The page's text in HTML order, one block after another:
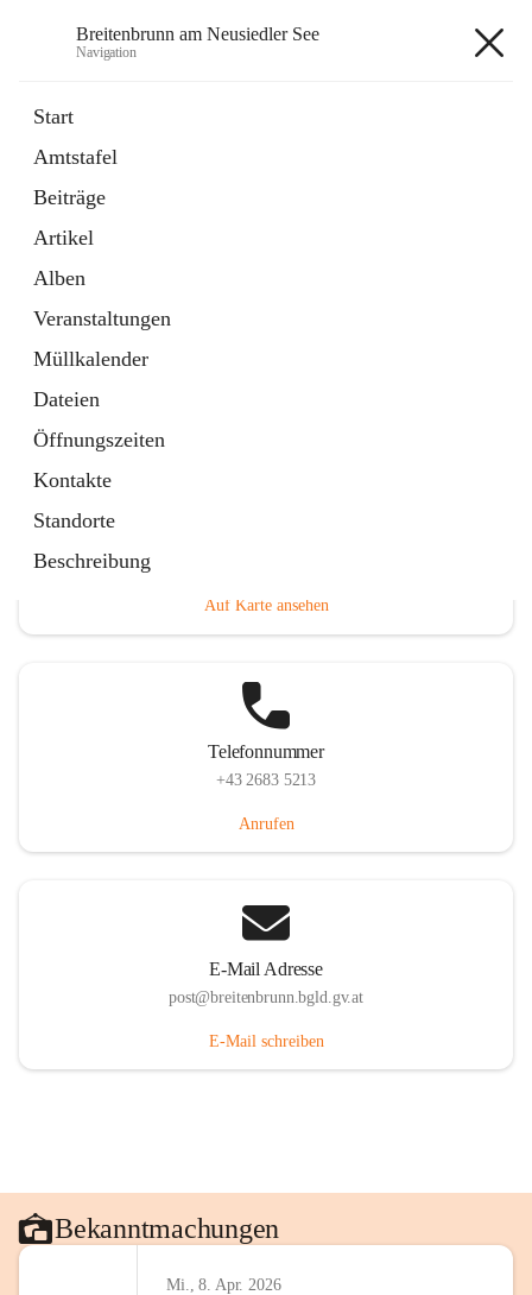
Breitenbrunn am Neusiedler See
Navigation
Start
Amtstafel
Beiträge
Artikel
Alben
Veranstaltungen
Müllkalender
Dateien
Öffnungszeiten
Kontakte
Standorte
Beschreibung
18 Schnellzugriffe
Gemeindeservice
Auf Karte ansehen
Telefonnummer
+43 2683 5213
Anrufen
E-Mail Adresse
post@breitenbrunn.bgld.gv.at
E-Mail schreiben
Bekanntmachungen
Mi., 8. Apr. 2026